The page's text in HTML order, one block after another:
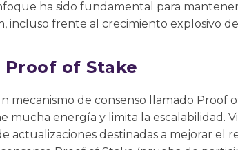
ha sido fundamental para
frente al crecimiento explosivo
Proof of Stake
mecanismo de consenso llamado Proof
mucha energía y limita la escalabilidad.
actualizaciones destinadas a mejorar el